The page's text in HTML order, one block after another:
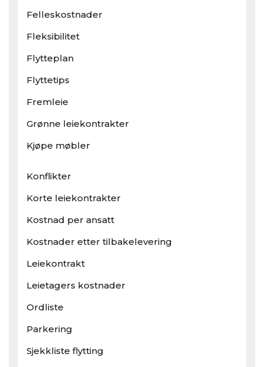
Felleskostnader
Fleksibilitet
Flytteplan
Flyttetips
Fremleie
Grønne leiekontrakter
Kjøpe møbler
Konflikter
Korte leiekontrakter
Kostnad per ansatt
Kostnader etter tilbakelevering
Leiekontrakt
Leietagers kostnader
Ordliste
Parkering
Sjekkliste flytting